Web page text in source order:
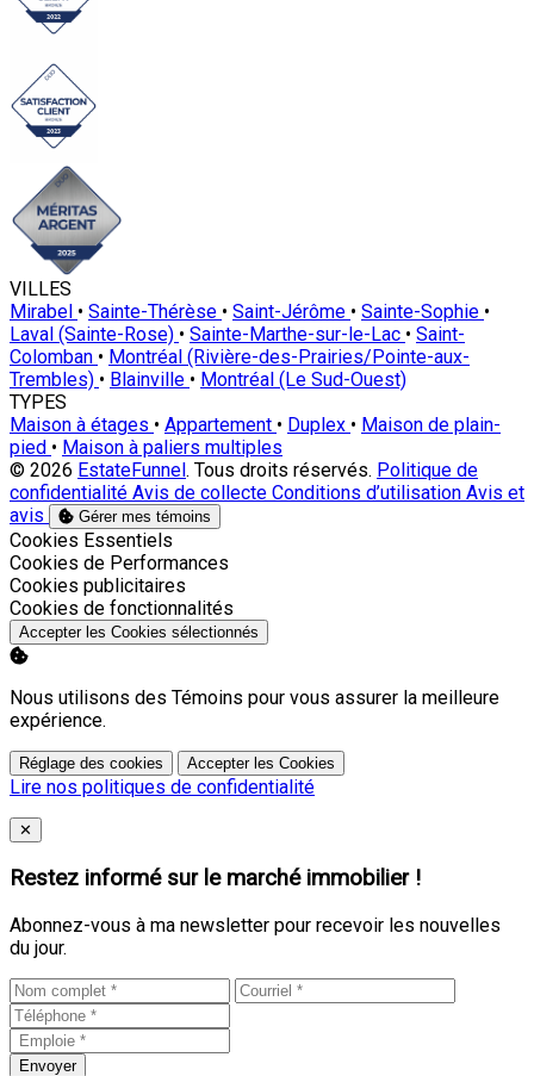
VILLES
Mirabel • Sainte-Thérèse • Saint-Jérôme • Sainte-Sophie •
Laval (Sainte-Rose) • Sainte-Marthe-sur-le-Lac • Saint-
Colomban • Montréal (Rivière-des-Prairies/Pointe-aux-
Trembles) • Blainville • Montréal (Le Sud-Ouest)
TYPES
Maison à étages • Appartement • Duplex • Maison de plain-
pied • Maison à paliers multiples
© 2026 EstateFunnel. Tous droits réservés. Politique de
confidentialité Avis de collecte Conditions d’utilisation Avis et
avis
Gérer mes témoins
Activer
Cookies Essentiels
Activer
Cookies de Performances
Activer
Cookies publicitaires
Activer
Cookies de fonctionnalités
Accepter les Cookies sélectionnés
Nous utilisons des Témoins pour vous assurer la meilleure
expérience.
Réglage des cookies Accepter les Cookies
Lire nos politiques de confidentialité
Close
✕
Restez informé sur le marché immobilier !
Abonnez-vous à ma newsletter pour recevoir les nouvelles
du jour.
Envoyer